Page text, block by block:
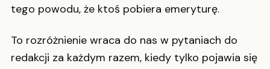
tego powodu, że ktoś pobiera emeryturę.
To rozróżnienie wraca do nas w pytaniach do
redakcji za każdym razem, kiedy tylko pojawia się